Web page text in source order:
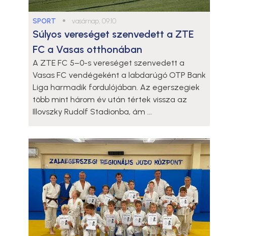
SPORT ● vasárnap, 09:10
Súlyos vereséget szenvedett a ZTE
FC a Vasas otthonában
A ZTE FC 5–0-s vereséget szenvedett a
Vasas FC vendégeként a labdarúgó OTP Bank
Liga harmadik fordulójában. Az egerszegiek
több mint három év után tértek vissza az
Illovszky Rudolf Stadionba, ám ...